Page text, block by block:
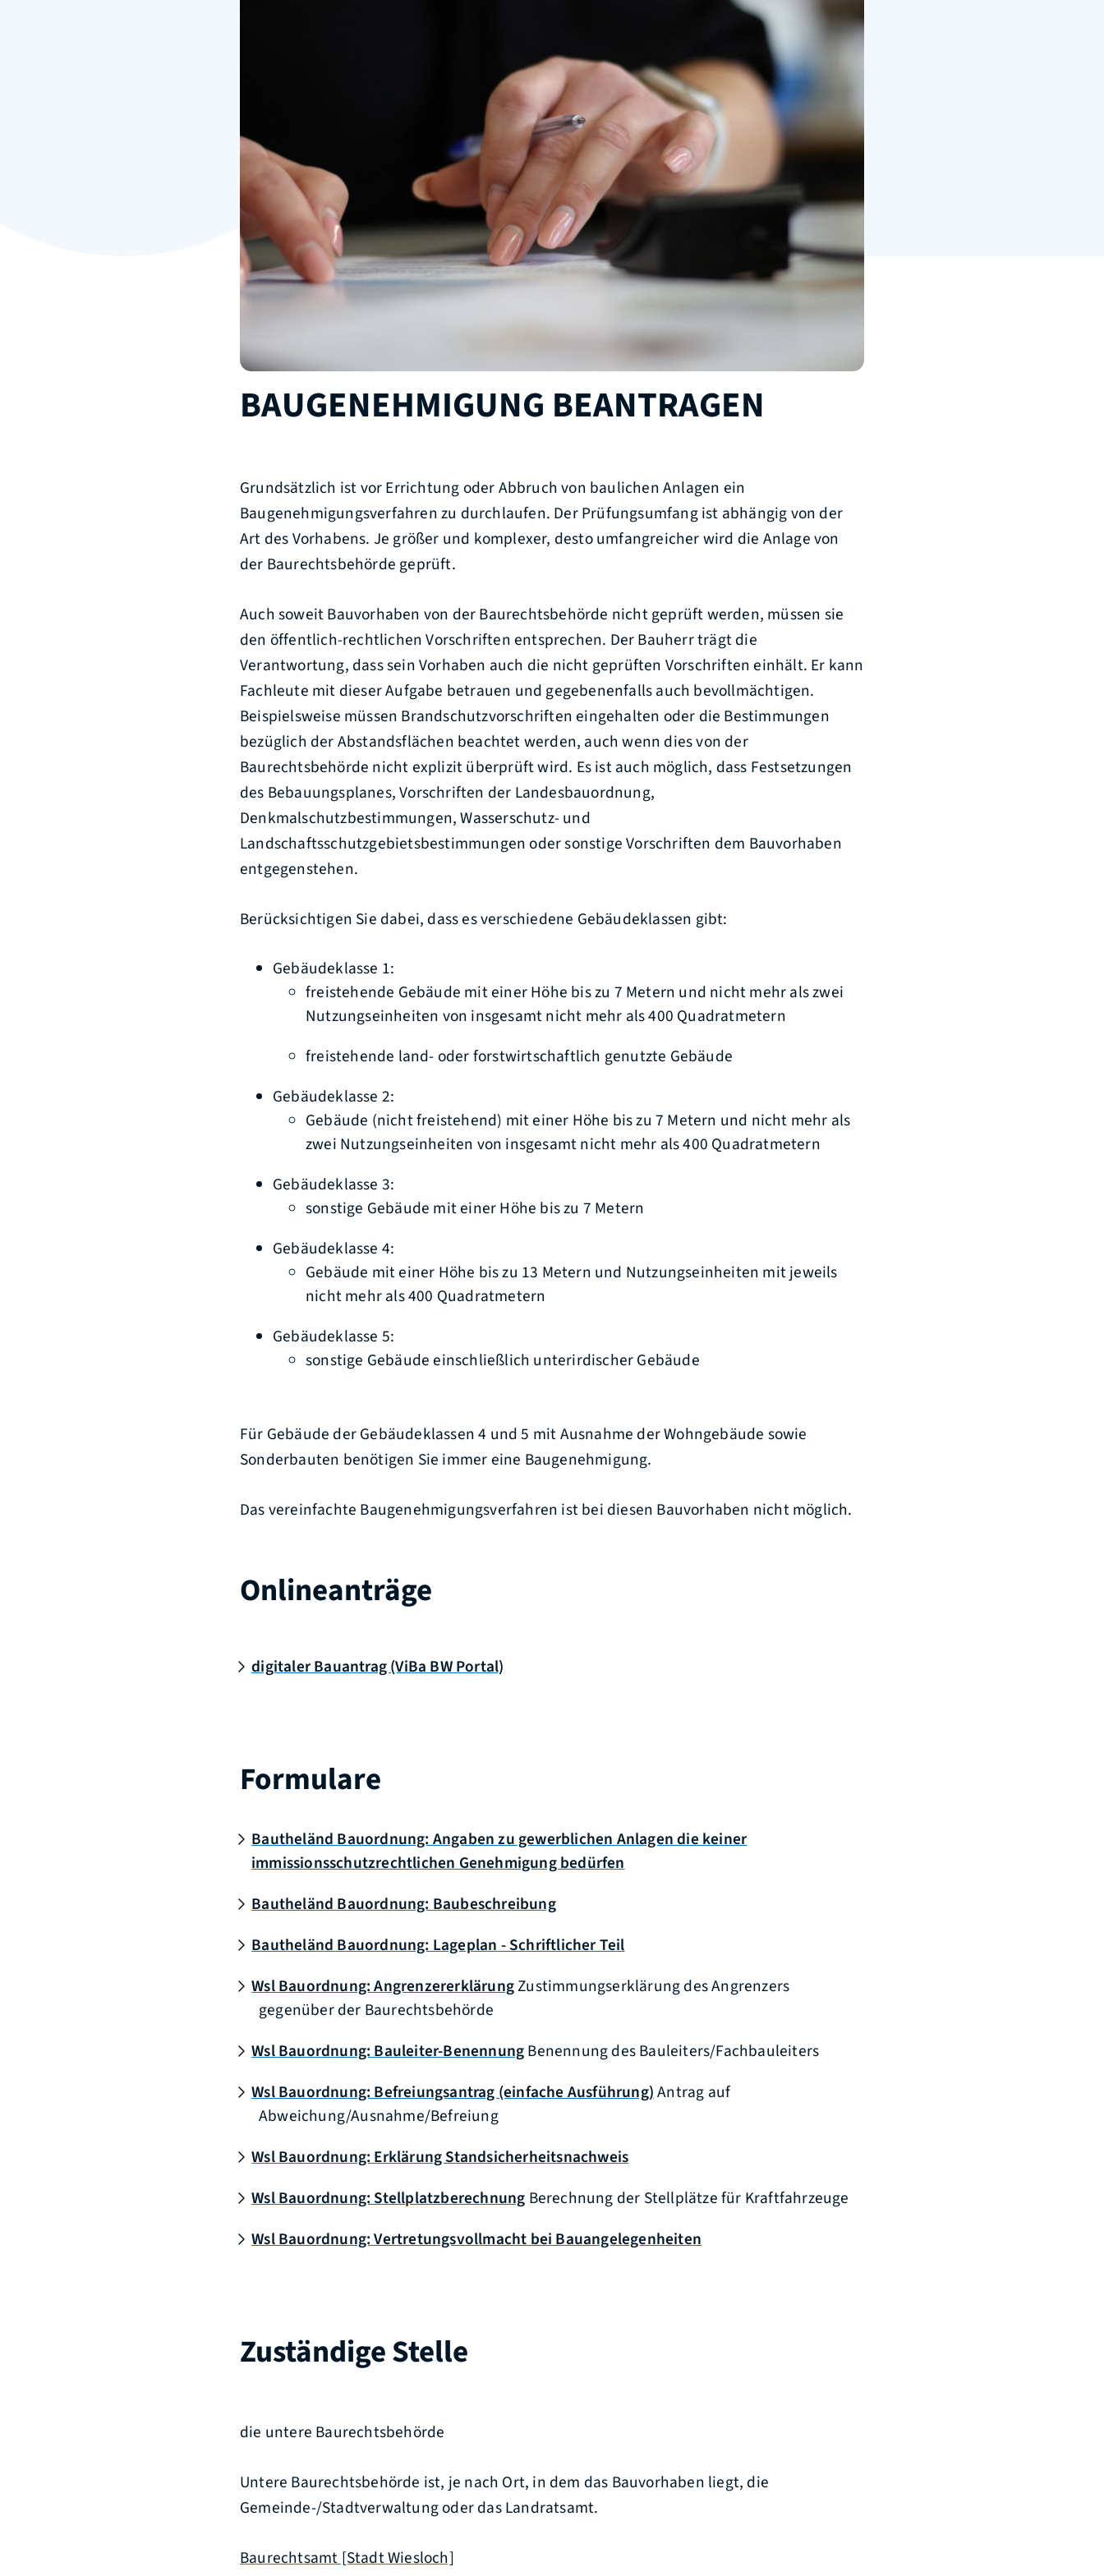
BAUGENEHMIGUNG BEANTRAGEN
Grundsätzlich ist vor Errichtung oder Abbruch von baulichen Anlagen ein
Baugenehmigungsverfahren zu durchlaufen. Der Prüfungsumfang ist abhängig von der
Art des Vorhabens. Je größer und komplexer, desto umfangreicher wird die Anlage von
der Baurechtsbehörde geprüft.
Auch soweit Bauvorhaben von der Baurechtsbehörde nicht geprüft werden, müssen sie
den öffentlich-rechtlichen Vorschriften entsprechen. Der Bauherr trägt die
Verantwortung, dass sein Vorhaben auch die nicht geprüften Vorschriften einhält. Er kann
Fachleute mit dieser Aufgabe betrauen und gegebenenfalls auch bevollmächtigen.
Beispielsweise müssen Brandschutzvorschriften eingehalten oder die Bestimmungen
bezüglich der Abstandsflächen beachtet werden, auch wenn dies von der
Baurechtsbehörde nicht explizit überprüft wird. Es ist auch möglich, dass Festsetzungen
des Bebauungsplanes, Vorschriften der Landesbauordnung,
Denkmalschutzbestimmungen, Wasserschutz- und
Landschaftsschutzgebietsbestimmungen oder sonstige Vorschriften dem Bauvorhaben
entgegenstehen.
Berücksichtigen Sie dabei, dass es verschiedene Gebäudeklassen gibt:
Gebäudeklasse 1:
freistehende Gebäude mit einer Höhe bis zu 7 Metern und nicht mehr als zwei
Nutzungseinheiten von insgesamt nicht mehr als 400 Quadratmetern
freistehende land- oder forstwirtschaftlich genutzte Gebäude
Gebäudeklasse 2:
Gebäude (nicht freistehend) mit einer Höhe bis zu 7 Metern und nicht mehr als
zwei Nutzungseinheiten von insgesamt nicht mehr als 400 Quadratmetern
Gebäudeklasse 3:
sonstige Gebäude mit einer Höhe bis zu 7 Metern
Gebäudeklasse 4:
Gebäude mit einer Höhe bis zu 13 Metern und Nutzungseinheiten mit jeweils
nicht mehr als 400 Quadratmetern
Gebäudeklasse 5:
sonstige Gebäude einschließlich unterirdischer Gebäude
Für Gebäude der Gebäudeklassen 4 und 5 mit Ausnahme der Wohngebäude sowie
Sonderbauten benötigen Sie immer eine Baugenehmigung.
Das vereinfachte Baugenehmigungsverfahren ist bei diesen Bauvorhaben nicht möglich.
Onlineanträge
digitaler Bauantrag (ViBa BW Portal)
Formulare
Bautheländ Bauordnung: Angaben zu gewerblichen Anlagen die keiner
immissionsschutzrechtlichen Genehmigung bedürfen
Bautheländ Bauordnung: Baubeschreibung
Bautheländ Bauordnung: Lageplan - Schriftlicher Teil
Wsl Bauordnung: AngrenzererklärungZustimmungserklärung des Angrenzers
gegenüber der Baurechtsbehörde
Wsl Bauordnung: Bauleiter-BenennungBenennung des Bauleiters/Fachbauleiters
Wsl Bauordnung: Befreiungsantrag (einfache Ausführung)Antrag auf
Abweichung/Ausnahme/Befreiung
Wsl Bauordnung: Erklärung Standsicherheitsnachweis
Wsl Bauordnung: Stellplatzberechnung Berechnung der Stellplätze für Kraftfahrzeuge
Wsl Bauordnung: Vertretungsvollmacht bei Bauangelegenheiten
Zuständige Stelle
die untere Baurechtsbehörde
Untere Baurechtsbehörde ist, je nach Ort, in dem das Bauvorhaben liegt, die
Gemeinde-/Stadtverwaltung oder das Landratsamt.
Baurechtsamt [Stadt Wiesloch]